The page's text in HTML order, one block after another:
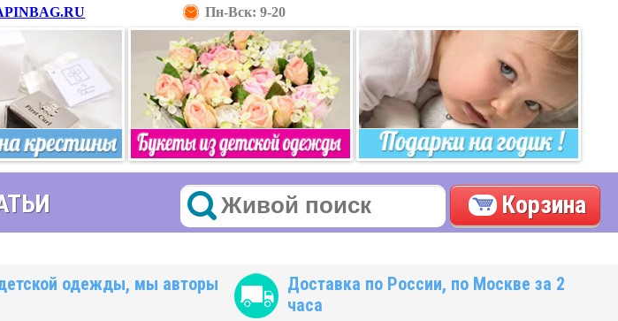
Пн-Вск: 9-20
Корзина
одежды, мы авторы
Доставка по России, по Москве за 2
часа